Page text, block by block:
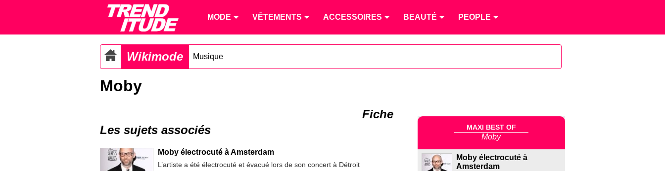
MODE VÊTEMENTS ACCESSOIRES BEAUTÉ PEOPLE
Wikimode Musique
Moby
Les sujets associés
Moby électrocuté à Amsterdam
L’artiste a été électrocuté et évacué lors de son concert à Détroit
Fiche
MAXI BEST OF
Moby
Moby électrocuté à
Amsterdam